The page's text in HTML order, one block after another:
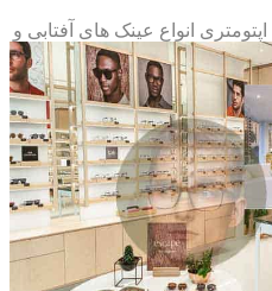
اپتومتری انواع عینک های آفتابی و